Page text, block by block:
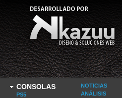
CONSOLAS
PS5
NOTICIAS
ANÁLISIS